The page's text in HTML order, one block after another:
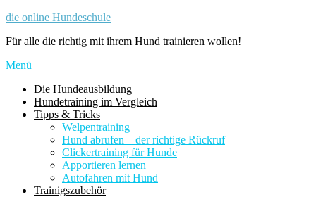
Zum
springen
die online Hundeschule
Für alle die richtig mit ihrem Hund trainieren wollen!
Menü
Die Hundeausbildung
Hundetraining im Vergleich
Tipps & Tricks
Welpentraining
Hund abrufen – der richtige Rückruf
Clickertraining für Hunde
Apportieren lernen
Autofahren mit Hund
Trainigszubehör